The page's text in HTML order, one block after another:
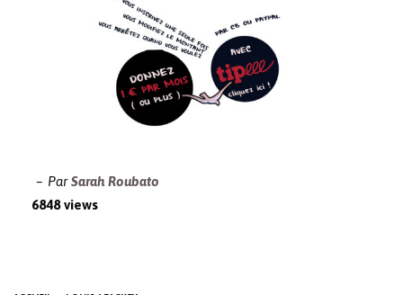
ParSarah Roubato
6848 views